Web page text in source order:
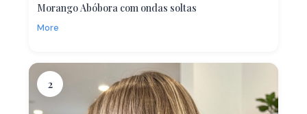
Morango Abóbora com ondas soltas
More
2